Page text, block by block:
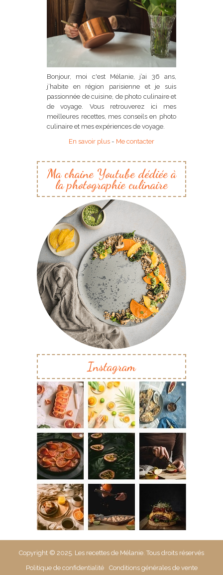
Bonjour, moi c'est Mélanie, j’ai 36 ans,
j’habite en région parisienne et je suis
passionnée de cuisine, de photo culinaire et
de voyage. Vous retrouverez ici mes
meilleures recettes, mes conseils en photo
culinaire et mes expériences de voyage.
En savoir plus - Me contacter
Ma chaine Youtube dédiée à
la photographie culinaire
Instagram
Copyright © 2025. Les recettes de Mélanie. Tous droits réservés
Politique de confidentialité
Conditions générales de vente